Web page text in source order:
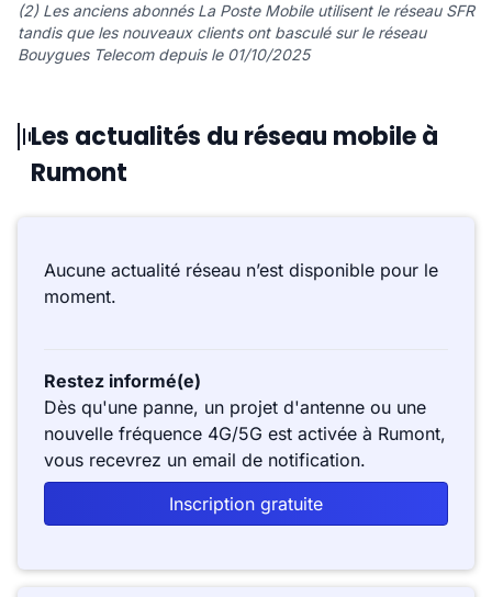
(2) Les anciens abonnés La Poste Mobile utilisent le réseau SFR
tandis que les nouveaux clients ont basculé sur le réseau
Bouygues Telecom depuis le 01/10/2025
Les actualités du réseau mobile à
Rumont
Aucune actualité réseau n’est disponible pour le
moment.
Restez informé(e)
Dès qu'une panne, un projet d'antenne ou une
nouvelle fréquence 4G/5G est activée à Rumont,
vous recevrez un email de notification.
Inscription gratuite